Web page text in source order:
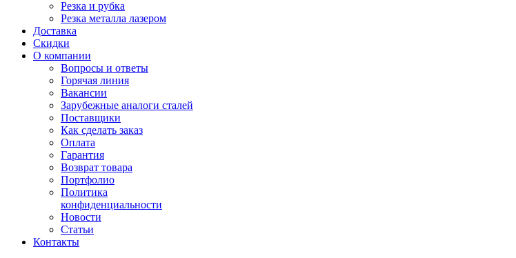
Резка и рубка
Резка металла лазером
Доставка
Скидки
О компании
Вопросы и ответы
Горячая линия
Вакансии
Зарубежные аналоги сталей
Поставщики
Как сделать заказ
Оплата
Гарантия
Возврат товара
Портфолио
Политика
конфиденциальности
Новости
Статьи
Контакты